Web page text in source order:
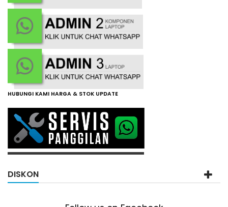
HUBUNGI KAMI HARGA & STOK UPDATE
DISKON